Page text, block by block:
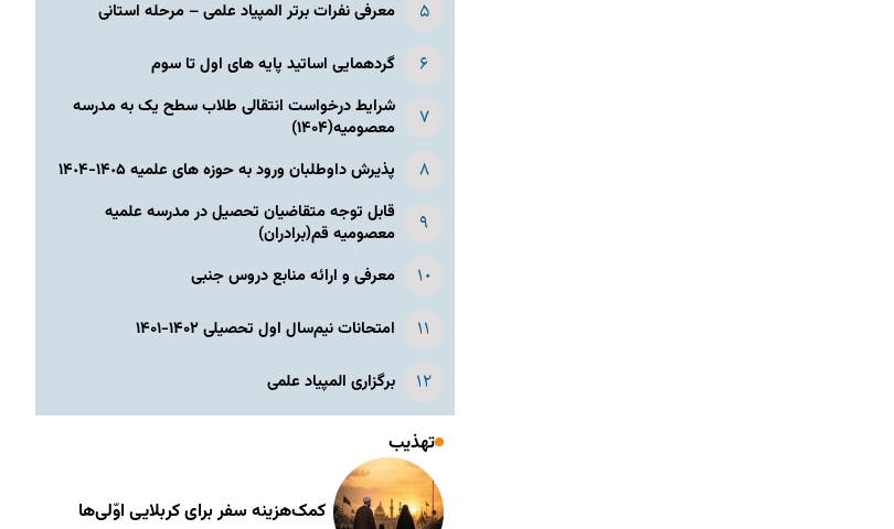
معرفی نفرات برتر المپیاد علمی – مرحله استانی
گردهمایی اساتید پایه های اول تا سوم
شرایط درخواست انتقالی طلاب سطح یک به مدرسه
معصومیه(۱۴۰۴)
پذیرش داوطلبان ورود به حوزه های علمیه ١۴٠۵-١۴٠۴
قابل توجه متقاضیان تحصیل در مدرسه علمیه
معصومیه قم(برادران)
معرفی و ارائه منابع دروس جنبی
امتحانات نیم‌سال اول تحصیلی ۱۴۰۲-۱۴۰۱
برگزاری المپیاد علمی
تهذیب
کمک‌هزینه سفر برای کربلایی اوّلی‌ها